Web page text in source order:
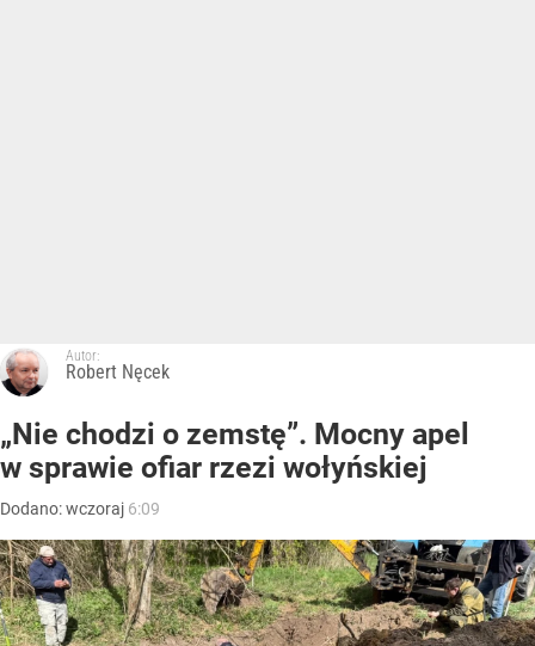
Autor:
Robert Nęcek
„Nie chodzi o zemstę”. Mocny apel
w sprawie ofiar rzezi wołyńskiej
Dodano:wczoraj 6:09